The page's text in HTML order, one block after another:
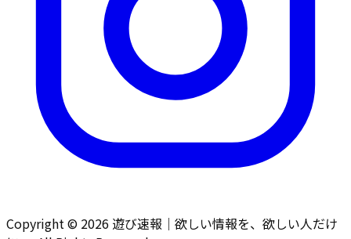
Copyright © 2026 遊び速報｜欲しい情報を、欲しい人だけ